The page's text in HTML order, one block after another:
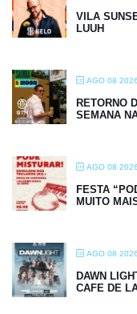
VILA
LUUH
AGO 08 2026
RETORNO
SEMANA
AGO 08 2026
FESTA
MUITO
AGO 08 2026
DAWN
CAFE DE